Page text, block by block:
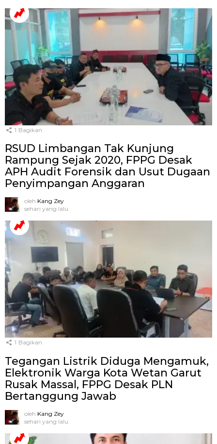
1 Bagikan
RSUD Limbangan Tak Kunjung
Rampung Sejak 2020, FPPG Desak
APH Audit Forensik dan Usut Dugaan
Penyimpangan Anggaran
oleh Kang Zey
sehari yang lalu
1 Bagikan
Tegangan Listrik Diduga Mengamuk,
Elektronik Warga Kota Wetan Garut
Rusak Massal, FPPG Desak PLN
Bertanggung Jawab
oleh Kang Zey
sehari yang lalu